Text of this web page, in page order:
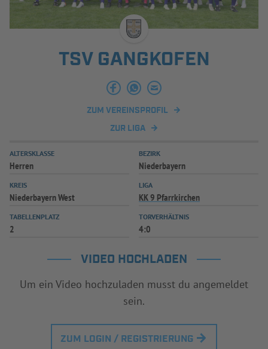
AUSBILDUNG & FÖRDERUNG
INFOTHEK SPIELPLUS
TSV GANGKOFEN
ZUM VEREINSPROFIL
ZUR LIGA
ALTERSKLASSE
Herren
BEZIRK
Niederbayern
KREIS
Niederbayern West
LIGA
KK 9 Pfarrkirchen
TABELLENPLATZ
2
TORVERHÄLTNIS
4:0
VIDEO HOCHLADEN
Um ein Video hochzuladen musst du angemeldet
sein.
ZUM LOGIN / REGISTRIERUNG